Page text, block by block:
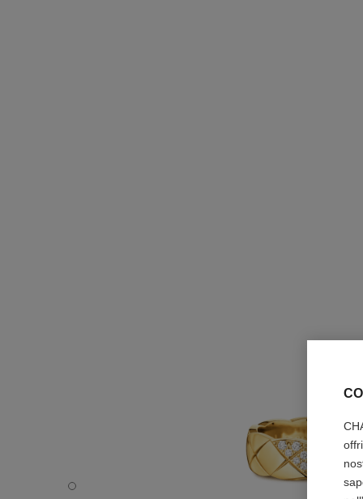
Anello Coco Crush - Immagine predefinita - vedere